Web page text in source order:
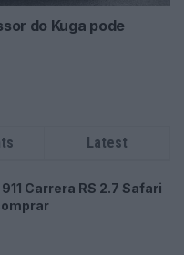
do Kuga pode
Latest
Carrera RS 2.7 Safari